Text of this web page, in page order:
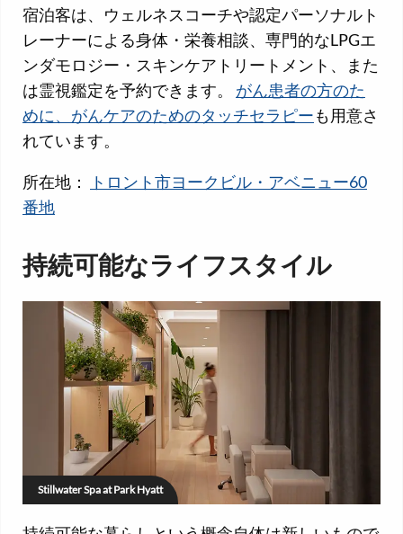
宿泊客は、ウェルネスコーチや認定パーソナルト
レーナーによる身体・栄養相談、専門的なLPGエ
ンダモロジー・スキンケアトリートメント、また
は霊視鑑定を予約できます。 がん患者の方のた
めに、がんケアのためのタッチセラピーも用意さ
れています。
所在地：
トロント市ヨークビル・アベニュー60
番地
持続可能なライフスタイル
Stillwater Spa at Park Hyatt